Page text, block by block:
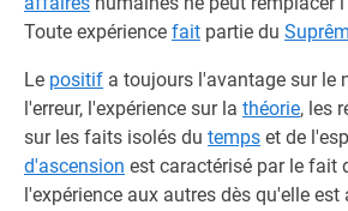
Toute expérience fait partie du
Le positif a toujours l'avantage sur le
l'erreur, l'expérience sur la théorie, les
sur les faits isolés du temps et de
d'ascension est caractérisé par le fait
l'expérience aux autres dès qu'elle est